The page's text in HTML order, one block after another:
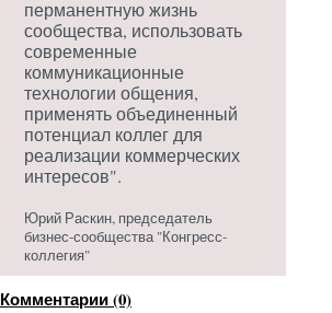
перманентную жизнь
сообщества, использовать
современные
коммуникационные
технологии общения,
применять объединенный
потенциал коллег для
реализации коммерческих
интересов".
Юрий Раскин, председатель
бизнес-сообщества "Конгресс-
коллегия"
Комментарии (0)